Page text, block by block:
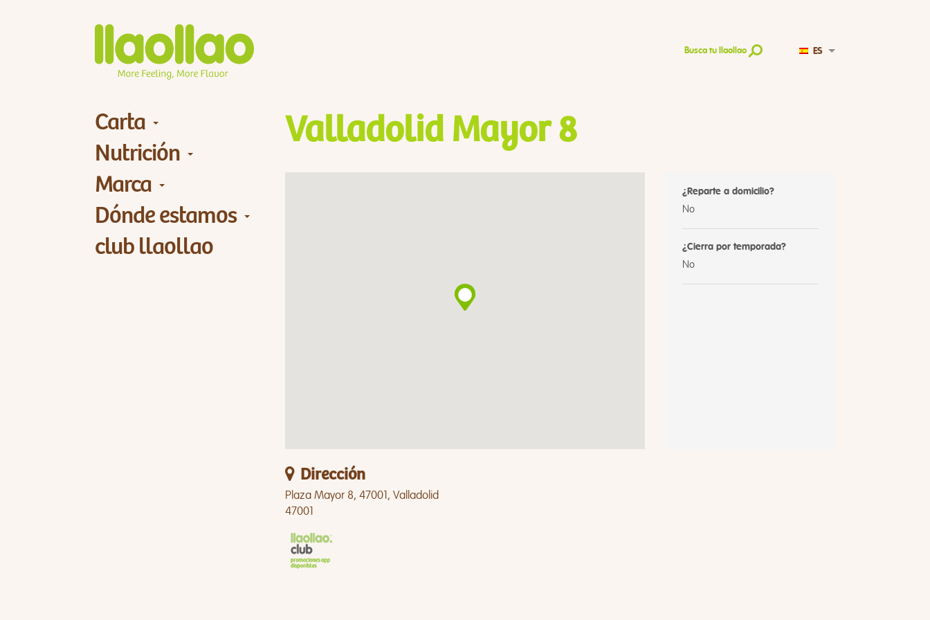
Busca tu llaollao ES
Carta
Nutrición
Marca
Dónde estamos
club llaollao
Valladolid Mayor 8
¿Reparte a domicilio?
No
¿Cierra por temporada?
No
Dirección
Plaza Mayor 8, 47001, Valladolid
47001